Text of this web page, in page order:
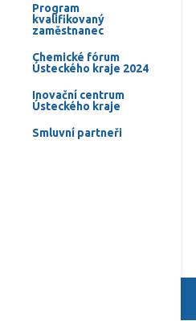
Program
kvalifikovaný
zaměstnanec
Chemické fórum
Ústeckého kraje 2024
Inovační centrum
Ústeckého kraje
Smluvní partneři